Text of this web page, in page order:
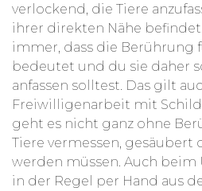
verlockend, die Tiere
ihrer direkten Nähe
immer, dass die Berührung
bedeutet und du sie daher
anfassen solltest. Das gilt
Freiwilligenarbeit mit
geht es nicht ganz ohne
Tiere vermessen, gesäubert
werden müssen. Auch beim
in der Regel per Hand aus